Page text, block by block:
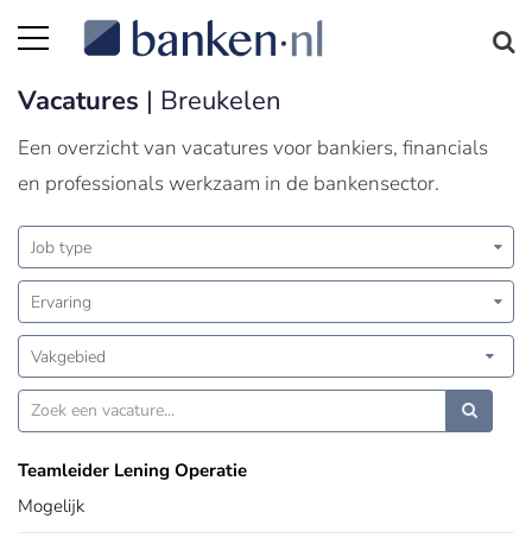
Vacatures | Breukelen
Een overzicht van vacatures voor bankiers, financials
en professionals werkzaam in de bankensector.
Job type
Ervaring
Vakgebied
Teamleider Lening Operatie
Mogelijk